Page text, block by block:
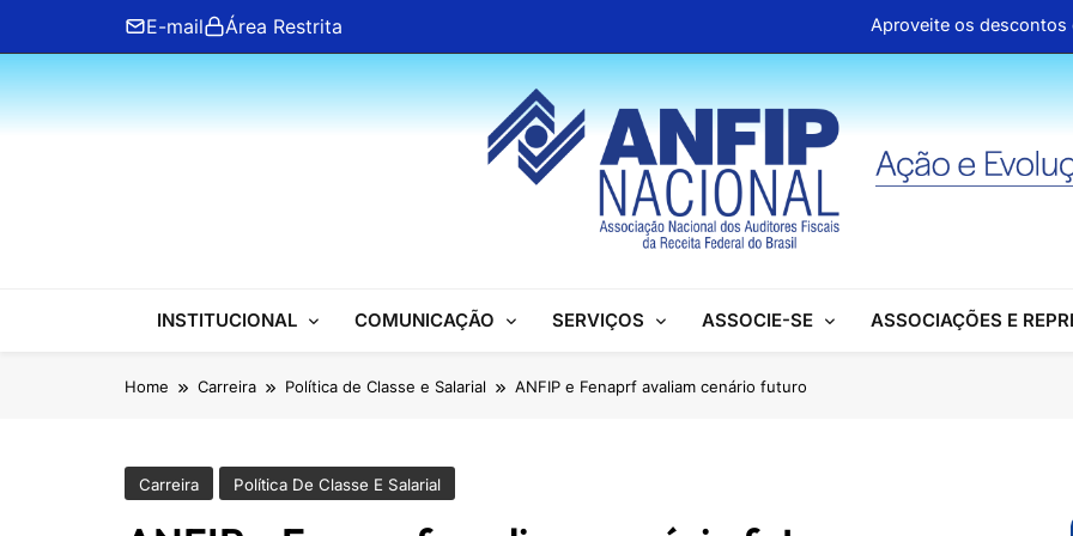
content
E-mail Área Restrita Aproveite os descontos
Associações se mobilizam para
ANFIP Nacional participa de
Associações se mobilizam para garantir
ANFIP Nacional
INSTITUCIONAL COMUNICAÇÃO SERVIÇOS ASSOCIE-SE ASSOCIAÇÕES E
Home Carreira Política de Classe e Salarial ANFIP e Fenaprf avaliam cenário futuro
Carreira Política De Classe E Salarial